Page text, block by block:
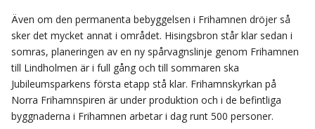
Även om den permanenta bebyggelsen i Frihamnen dröjer så
sker det mycket annat i området. Hisingsbron står klar sedan i
somras, planeringen av en ny spårvagnslinje genom Frihamnen
till Lindholmen är i full gång och till sommaren ska
Jubileumsparkens första etapp stå klar. Frihamnskyrkan på
Norra Frihamnspiren är under produktion och i de befintliga
byggnaderna i Frihamnen arbetar i dag runt 500 personer.